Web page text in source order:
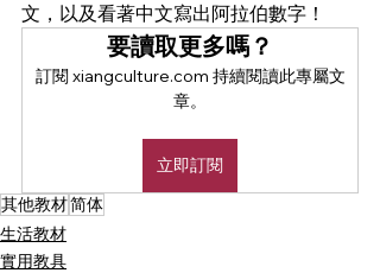
文，以及看著中文寫出阿拉伯數字！
要讀取更多嗎？
訂閱 xiangculture.com 持續閱讀此專屬文
章。
立即訂閱
其他教材简体
生活教材
實用教具